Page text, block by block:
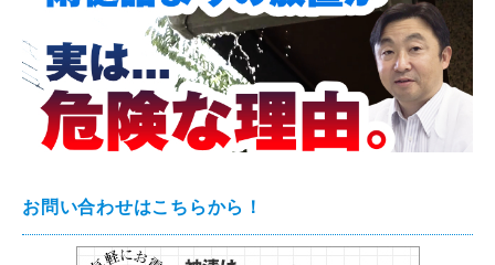
お問い合わせはこちらから！